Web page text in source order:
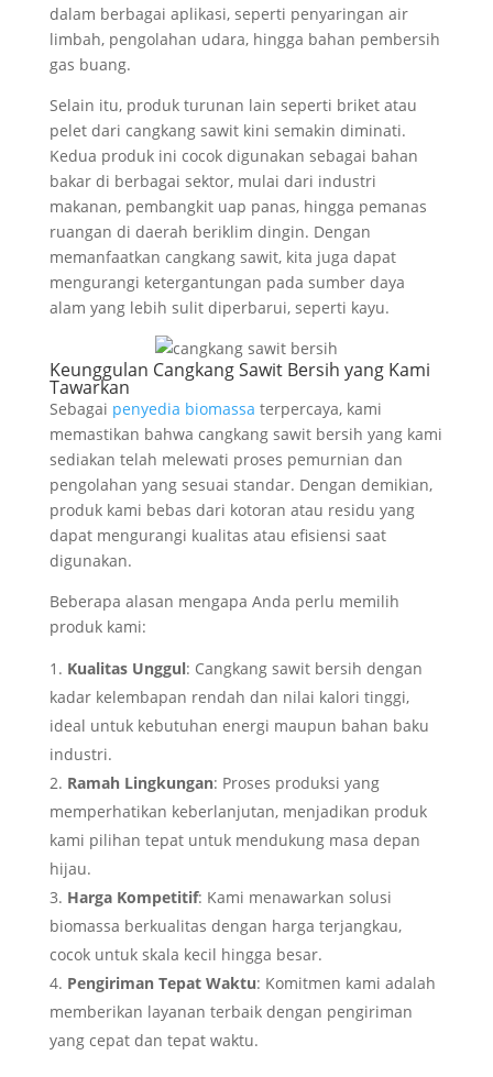
dalam berbagai aplikasi, seperti penyaringan air
limbah, pengolahan udara, hingga bahan pembersih
gas buang.
Selain itu, produk turunan lain seperti briket atau
pelet dari cangkang sawit kini semakin diminati.
Kedua produk ini cocok digunakan sebagai bahan
bakar di berbagai sektor, mulai dari industri
makanan, pembangkit uap panas, hingga pemanas
ruangan di daerah beriklim dingin. Dengan
memanfaatkan cangkang sawit, kita juga dapat
mengurangi ketergantungan pada sumber daya
alam yang lebih sulit diperbarui, seperti kayu.
Keunggulan Cangkang Sawit Bersih yang Kami
Tawarkan
Sebagai penyedia biomassa terpercaya, kami
memastikan bahwa cangkang sawit bersih yang kami
sediakan telah melewati proses pemurnian dan
pengolahan yang sesuai standar. Dengan demikian,
produk kami bebas dari kotoran atau residu yang
dapat mengurangi kualitas atau efisiensi saat
digunakan.
Beberapa alasan mengapa Anda perlu memilih
produk kami:
Kualitas Unggul: Cangkang sawit bersih dengan
kadar kelembapan rendah dan nilai kalori tinggi,
ideal untuk kebutuhan energi maupun bahan baku
industri.
Ramah Lingkungan: Proses produksi yang
memperhatikan keberlanjutan, menjadikan produk
kami pilihan tepat untuk mendukung masa depan
hijau.
Harga Kompetitif: Kami menawarkan solusi
biomassa berkualitas dengan harga terjangkau,
cocok untuk skala kecil hingga besar.
Pengiriman Tepat Waktu: Komitmen kami adalah
memberikan layanan terbaik dengan pengiriman
yang cepat dan tepat waktu.